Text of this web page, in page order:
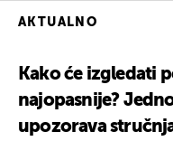
AKTUALNO
Kako će izgledati
najopasnije?
upozorava